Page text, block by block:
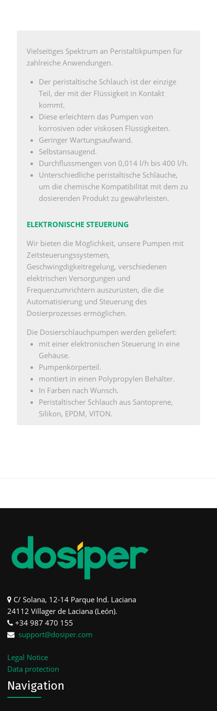
Vielseitiges Spektrum an Peristaltikpumpen für
zahlreiche Anwendungen.
Der peristaltische Schlauch ist der einzige
Teil, der mit der Flüssigkeit in Kontakt
kommt.
Diese erleichtern das Pumpen von
korrosiven oder viskosen Flüssigkeiten.
Geringer Wartungsaufwand.
Selbstansaugend.
Durchflussmengen von 0,014 l/h bis 400 l/h.
Unterschiedliche peristaltische Schläuche,
um die chemische Kompatibilität mit dem zu
dosierenden Produkt zu gewährleisten.
ELEKTRONISCHE STEUERUNG
Wir bieten die Möglichkeit, unsere Pumpen mit
Zeitsteuerungssystemen,
Geschwingdigkeitregelung, verschiedenen
elektrischen Versorgungen und
Frequenzumrichtern auszurüsten, die die
Automatisierung und Steuerung des
Dosierprozesses ermöglichen.
Die Dosierschlauchpumpen werden geliefert:
mit einer elektronischen Steuerung in eine
Gehäuse.
Pumpenkörperteil.
montiert in einen Polypropylen Behälter.
In Farben nach Wunsch.
Peristaltischer Schlauch aus Santoprene,
Silikon, EPDM, VITON.
C/ Solana, 12-14 Parque Ind. Laciana
24112 Villager de Laciana (León).
+34 987 470 155
support@dosiper.com
Legal Notice
Data protection
Navigation